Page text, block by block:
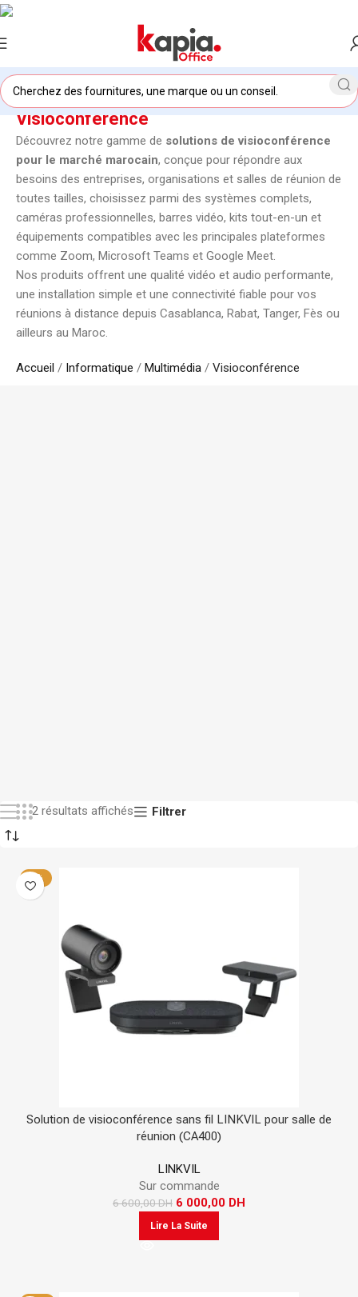
Visioconférence
Découvrez notre gamme de solutions de visioconférence
pour le marché marocain, conçue pour répondre aux
besoins des entreprises, organisations et salles de réunion de
toutes tailles, choisissez parmi des systèmes complets,
caméras professionnelles, barres vidéo, kits tout-en-un et
équipements compatibles avec les principales plateformes
comme Zoom, Microsoft Teams et Google Meet.
Nos produits offrent une qualité vidéo et audio performante,
une installation simple et une connectivité fiable pour vos
réunions à distance depuis Casablanca, Rabat, Tanger, Fès ou
ailleurs au Maroc.
Accueil / Informatique / Multimédia / Visioconférence
2 résultats affichés Filtrer
-9%
Solution de visioconférence sans fil LINKVIL pour salle de
réunion (CA400)
LINKVIL
Sur commande
6 600,00DH 6 000,00 DH
Lire La Suite